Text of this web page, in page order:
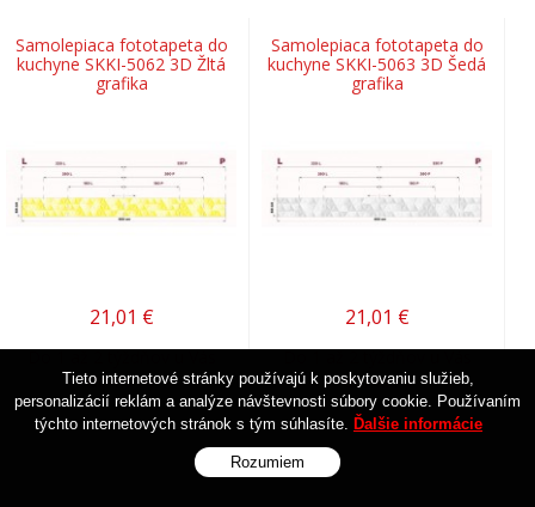
Samolepiaca fototapeta do
kuchyne SKKI-5062 3D Žltá
grafika
21,01 €
Do 1 až 2 týždňov u Vás
doma :-)
Samolepiaca fototapeta do
kuchyne SKKI-5063 3D Šedá
grafika
21,01 €
Do 1 až 2 týždňov u Vás
doma :-)
Tieto internetové stránky používajú k poskytovaniu služieb,
personalizácií reklám a analýze návštevnosti súbory cookie. Používaním
týchto internetových stránok s tým súhlasíte. Ďalšie informácie
Rozumiem